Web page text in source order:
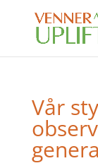
Vår